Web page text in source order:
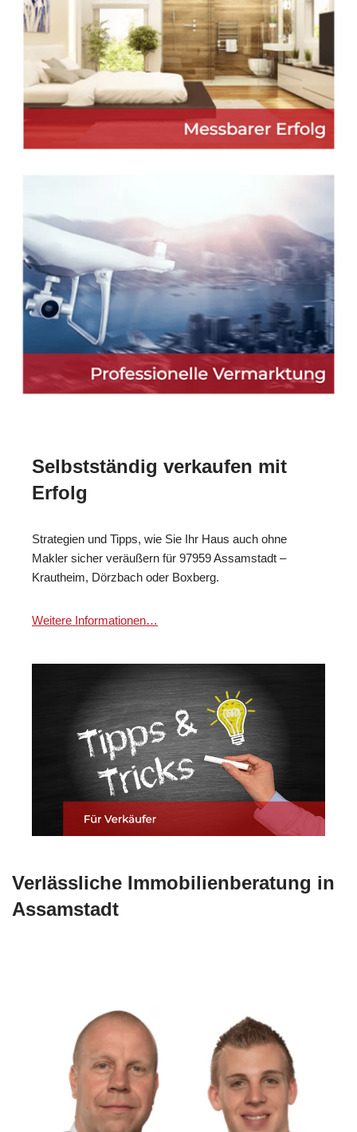
Selbstständig verkaufen mit
Erfolg
Strategien und Tipps, wie Sie Ihr Haus auch ohne
Makler sicher veräußern für 97959 Assamstadt –
Krautheim, Dörzbach oder Boxberg.
Weitere Informationen…
Verlässliche Immobilienberatung in
Assamstadt